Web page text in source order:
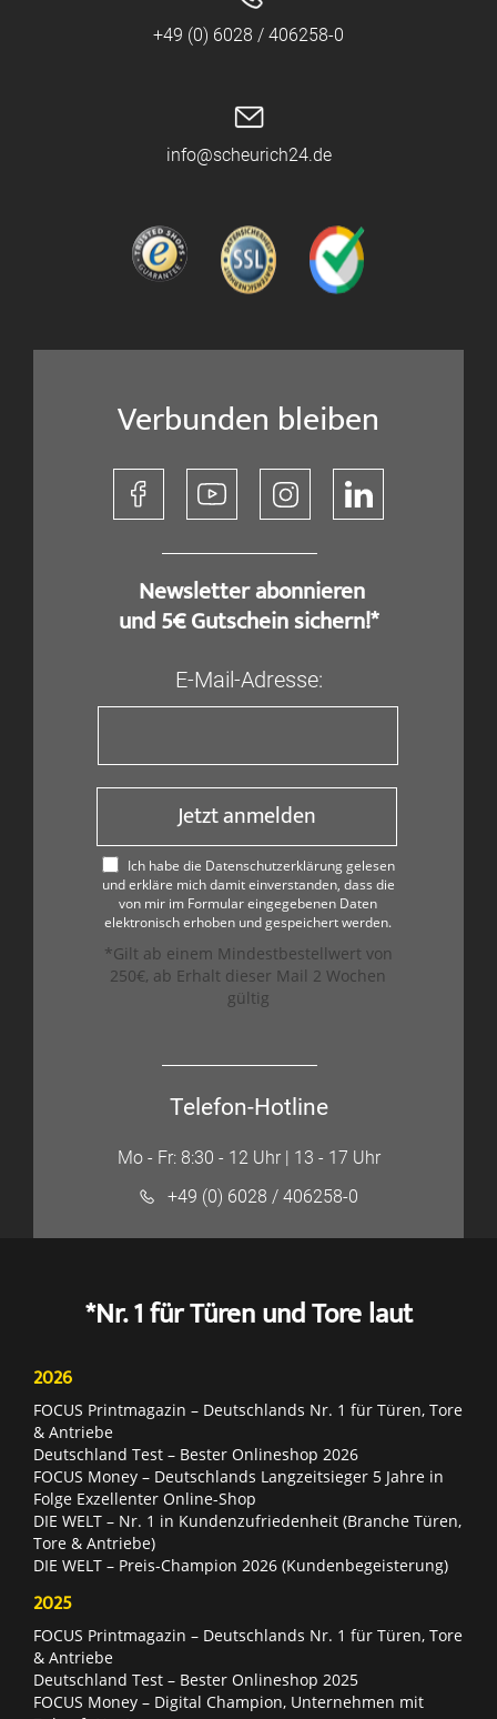
+49 (0) 6028 / 406258-0
info@scheurich24.de
Verbunden bleiben
​ Newsletter abonnieren
und 5€ Gutschein sichern!*
E-Mail-Adresse:
Jetzt anmelden
Ich habe die Datenschutzerklärung gelesen
und erkläre mich damit einverstanden, dass die
von mir im Formular eingegebenen Daten
elektronisch erhoben und gespeichert werden.
*Gilt ab einem Mindestbestellwert von
250€, ab Erhalt dieser Mail 2 Wochen
gültig
Telefon-Hotline
Mo - Fr: 8:30 - 12 Uhr | 13 - 17 Uhr
+49 (0) 6028 / 406258-0
*Nr. 1 für Türen und Tore laut
2026
FOCUS Printmagazin – Deutschlands Nr. 1 für Türen, Tore
& Antriebe
Deutschland Test – Bester Onlineshop 2026
FOCUS Money – Deutschlands Langzeitsieger 5 Jahre in
Folge Exzellenter Online-Shop
DIE WELT – Nr. 1 in Kundenzufriedenheit (Branche Türen,
Tore & Antriebe)
DIE WELT – Preis-Champion 2026 (Kundenbegeisterung)
2025
FOCUS Printmagazin – Deutschlands Nr. 1 für Türen, Tore
& Antriebe
Deutschland Test – Bester Onlineshop 2025
FOCUS Money – Digital Champion, Unternehmen mit